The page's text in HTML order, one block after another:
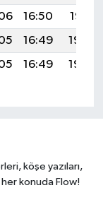
16:50
19:51
16:49
19:50
16:49 19:48
köşe yazıları,
konuda Flow!